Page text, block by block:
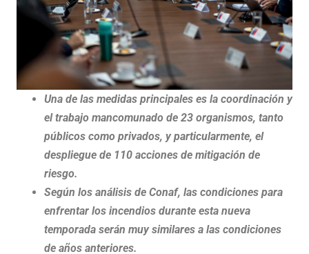
Una de las medidas principales es la coordinación y
el trabajo mancomunado de 23 organismos, tanto
públicos como privados, y particularmente, el
despliegue de 110 acciones de mitigación de
riesgo.
Según los análisis de Conaf, las condiciones para
enfrentar los incendios durante esta nueva
temporada serán muy similares a las condiciones
de años anteriores.